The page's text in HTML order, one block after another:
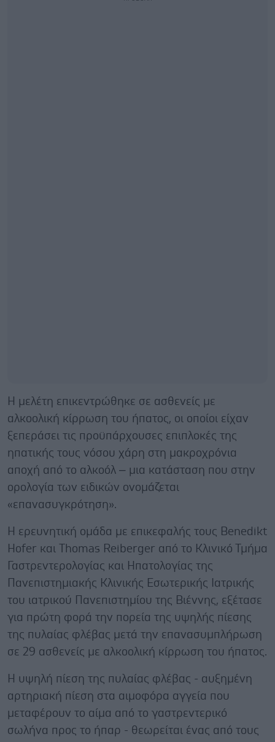
Η μελέτη επικεντρώθηκε σε ασθενείς με
αλκοολική κίρρωση του ήπατος, οι οποίοι είχαν
ξεπεράσει τις προϋπάρχουσες επιπλοκές της
ηπατικής τους νόσου χάρη στη μακροχρόνια
αποχή από το αλκοόλ – μια κατάσταση που στην
ορολογία των ειδικών ονομάζεται
«επανασυγκρότηση».
Η ερευνητική ομάδα με επικεφαλής τους Benedikt
Hofer και Thomas Reiberger από το Κλινικό Τμήμα
Γαστρεντερολογίας και Ηπατολογίας της
Πανεπιστημιακής Κλινικής Εσωτερικής Ιατρικής
του ιατρικού Πανεπιστημίου της Βιέννης, εξέτασε
για πρώτη φορά την πορεία της υψηλής πίεσης
της πυλαίας φλέβας μετά την επανασυμπλήρωση
σε 29 ασθενείς με αλκοολική κίρρωση του ήπατος.
Η υψηλή πίεση της πυλαίας φλέβας - αυξημένη
αρτηριακή πίεση στα αιμοφόρα αγγεία που
μεταφέρουν το αίμα από το γαστρεντερικό
σωλήνα προς το ήπαρ - θεωρείται ένας από τους